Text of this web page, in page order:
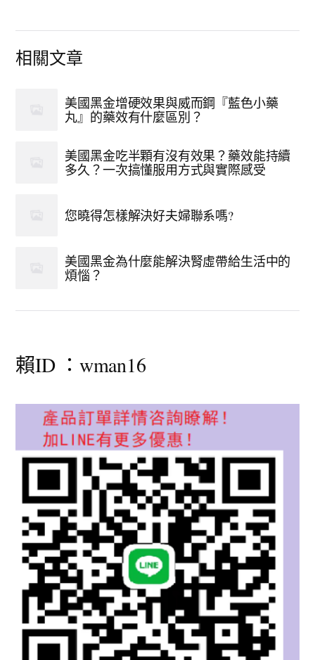
相關文章
美國黑金增硬效果與威而鋼『藍色小藥
丸』的藥效有什麼區別？
美國黑金吃半顆有沒有效果？藥效能持續
多久？一次搞懂服用方式與實際感受
您曉得怎樣解決好夫婦聯系嗎?
美國黑金為什麼能解決腎虛帶給生活中的
煩惱？
賴ID ：wman16